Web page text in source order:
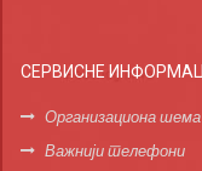
СЕРВИСНЕ
Организациона шема
Важнији телефони